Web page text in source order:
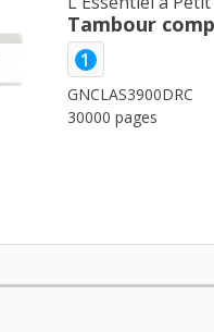
Tambour
1
GNCLAS3900DRC
30000 pages